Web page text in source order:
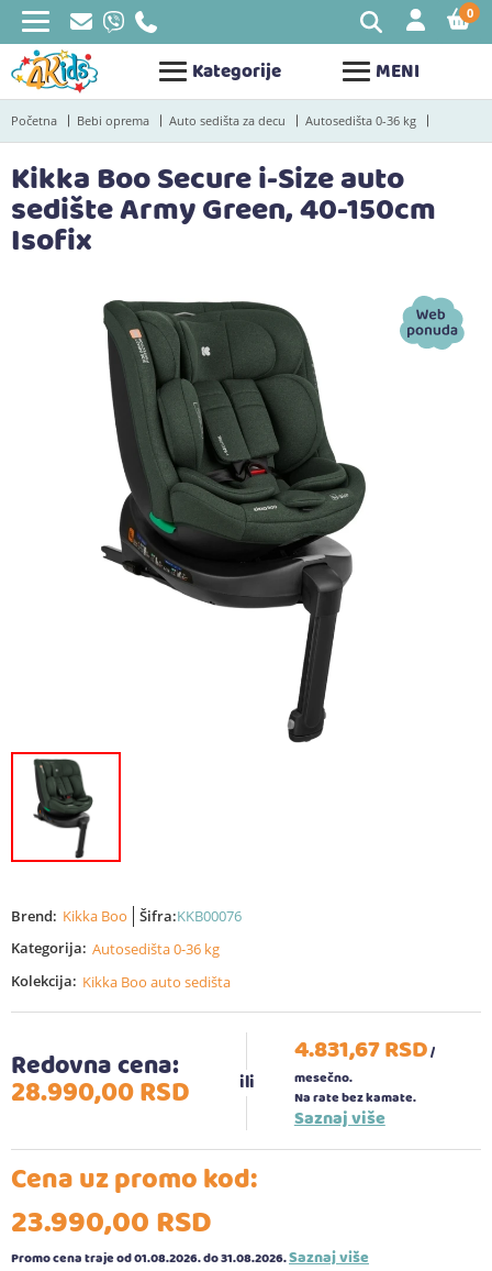
Kategorije MENI
0
Početna Bebi oprema Auto sedišta za decu Autosedišta 0-36 kg
Kikka Boo Secure i-Size auto
sedište Army Green, 40-150cm
Isofix
Brend: Kikka Boo Šifra:KKB00076
Kategorija: Autosedišta 0-36 kg
Kolekcija: Kikka Boo auto sedišta
Redovna cena:
28.990,00RSD
4.831,67RSD/
mesečno.
Na rate bez kamate.
Saznaj više
Cena uz promo kod:
23.990,00RSD
Promo cena traje od 01.08.2026.do 31.08.2026.Saznaj više